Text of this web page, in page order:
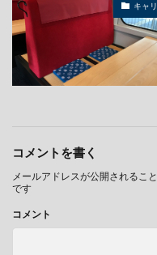
キャ
コメントを書く
メールアドレスが公開されるこ
です
コメント